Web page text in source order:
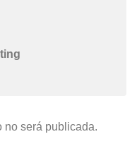
no será publicada.